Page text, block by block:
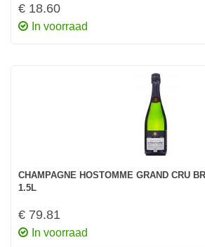
€ 18.60
In voorraad
CHAMPAGNE HOSTOMME GRAND CRU
1.5L
€ 79.81
In voorraad